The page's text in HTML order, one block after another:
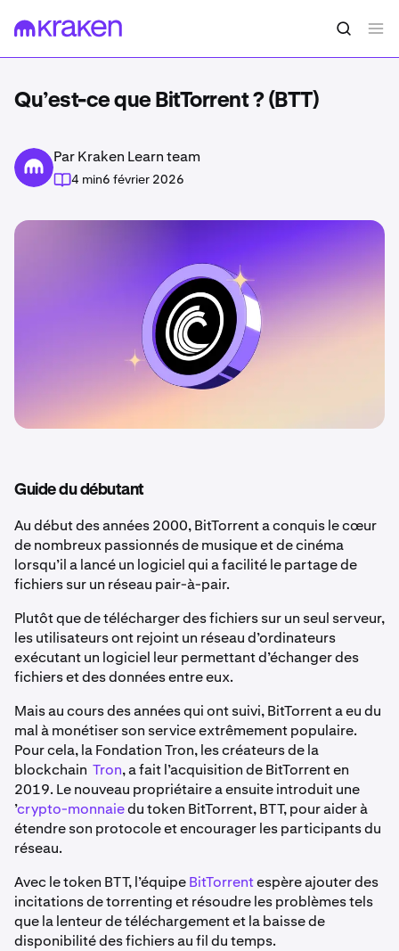
Qu’est-ce que BitTorrent ? (BTT)
Par Kraken Learn team
4 min6 février 2026
Guide du débutant
Au début des années 2000, BitTorrent a conquis le cœur
de nombreux passionnés de musique et de cinéma
lorsqu’il a lancé un logiciel qui a facilité le partage de
fichiers sur un réseau pair-à-pair.
Plutôt que de télécharger des fichiers sur un seul serveur,
les utilisateurs ont rejoint un réseau d’ordinateurs
exécutant un logiciel leur permettant d’échanger des
fichiers et des données entre eux.
Mais au cours des années qui ont suivi, BitTorrent a eu du
mal à monétiser son service extrêmement populaire.
Pour cela, la Fondation Tron, les créateurs de la
blockchain Tron, a fait l’acquisition de BitTorrent en
2019. Le nouveau propriétaire a ensuite introduit une
’crypto-monnaiedu token BitTorrent, BTT, pour aider à
étendre son protocole et encourager les participants du
réseau.
Avec le token BTT, l’équipeBitTorrentespère ajouter des
incitations de torrenting et résoudre les problèmes tels
que la lenteur de téléchargement et la baisse de
disponibilité des fichiers au fil du temps.